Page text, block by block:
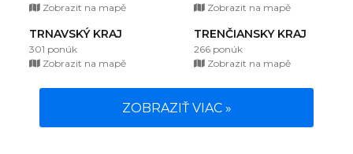
Zobrazit na mapě
Zobrazit na mapě
TRNAVSKÝ KRAJ
301 ponúk
Zobrazit na mapě
TRENČIANSKY KRAJ
266 ponúk
Zobrazit na mapě
ZOBRAZIŤ VIAC »